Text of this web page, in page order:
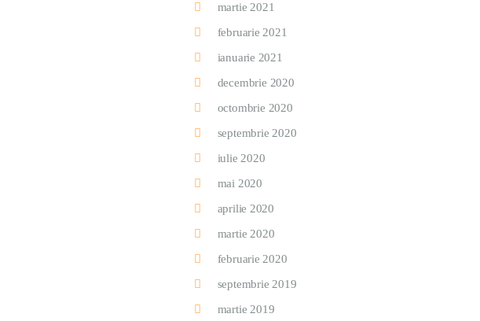
martie 2021
februarie 2021
ianuarie 2021
decembrie 2020
octombrie 2020
septembrie 2020
iulie 2020
mai 2020
aprilie 2020
martie 2020
februarie 2020
septembrie 2019
martie 2019